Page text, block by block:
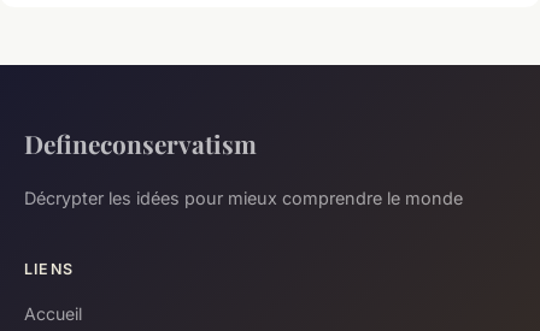
Defineconservatism
Décrypter les idées pour mieux comprendre le monde
LIENS
Accueil